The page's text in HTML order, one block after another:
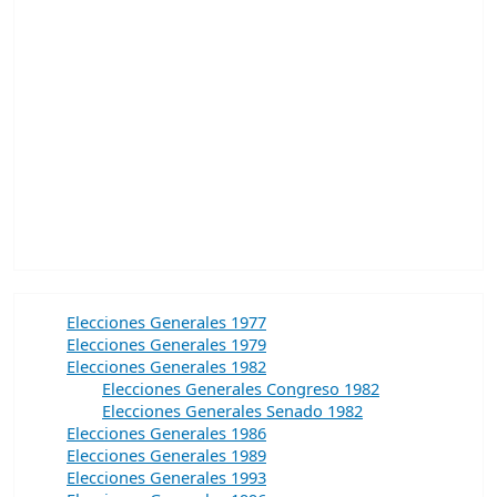
Elecciones Generales 1977
Elecciones Generales 1979
Elecciones Generales 1982
Elecciones Generales Congreso 1982
Elecciones Generales Senado 1982
Elecciones Generales 1986
Elecciones Generales 1989
Elecciones Generales 1993